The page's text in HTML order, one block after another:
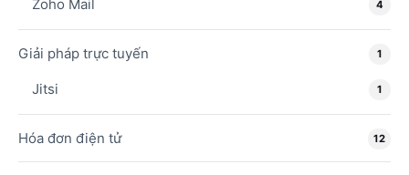
Zoho Mail 4
Giải pháp trực tuyến 1
Jitsi 1
Hóa đơn điện tử 12